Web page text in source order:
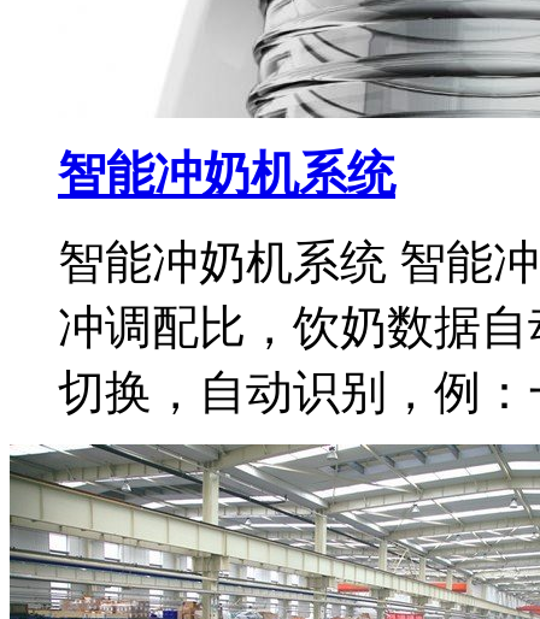
智能冲奶机系统
智能冲奶机系统 智能
冲调配比，饮奶数据
切换，自动识别，例